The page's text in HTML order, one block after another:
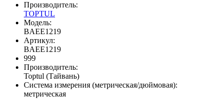
Производитель:
TOPTUL
Модель:
BAEE1219
Артикул:
BAEE1219
999
Производитель:
Toptul (Тайвань)
Система измерения (метрическая/дюймовая):
метрическая